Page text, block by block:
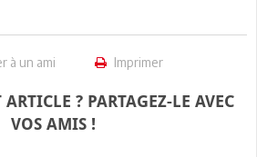
à un ami Imprimer
? PARTAGEZ-LE AVEC
VOS AMIS !